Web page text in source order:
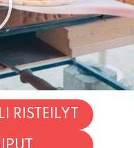
RISTEILYT